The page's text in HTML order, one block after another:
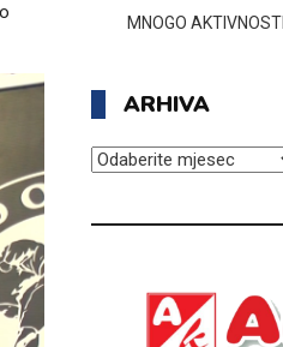
MNOGO AKTIVNOSTI
ARHIVA
ARHIVA